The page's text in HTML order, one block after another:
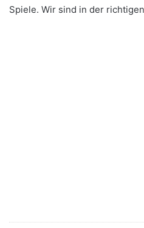
Spiele. Wir sind in der